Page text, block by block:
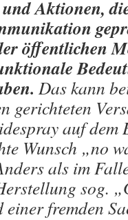
Aktionen,
öffentlichen
Das kann
gerichteten
auf dem
Wunsch „no
als im
sog.
fremden